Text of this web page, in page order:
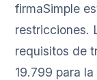
firmaSimple
restricciones.
requisitos de
19.799 para